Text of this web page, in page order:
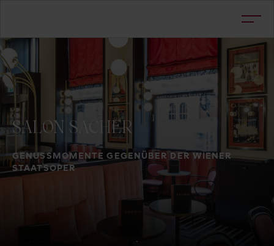
GENUSSMOMENTE GEGENÜBER DER WIENER
STAATSOPER
SALON SACHER